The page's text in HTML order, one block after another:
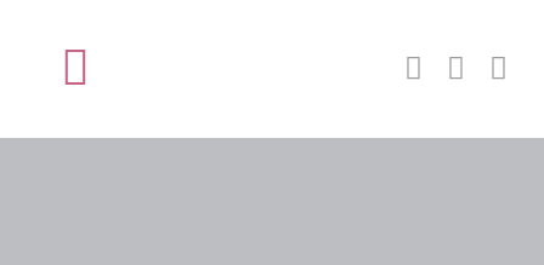
Toggle
Navigation
Startseite